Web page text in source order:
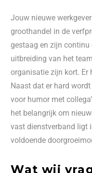
Jouw nieuwe
groothandel in de
gestaag en zijn continu
uitbreiding van het
organisatie zijn kort. Er
Naast dat er hard
voor humor met
het belangrijk om
vast dienstverband ligt
voldoende
Wat wij